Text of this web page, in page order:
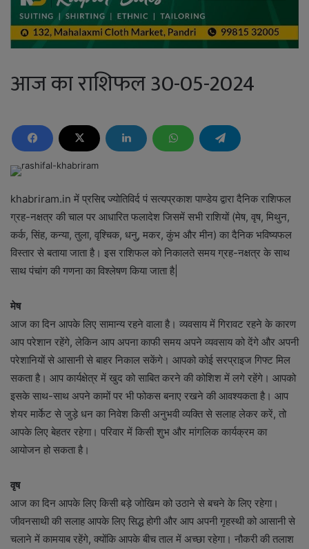
आज का राशिफल 30-05-2024
khabriram.in में प्रसिद्द ज्योतिविर्द पं सत्यप्रकाश पाण्डेय द्वारा दैनिक राशिफल
ग्रह-नक्षत्र की चाल पर आधारित फलादेश जिसमें सभी राशियों (मेष, वृष, मिथुन,
कर्क, सिंह, कन्या, तुला, वृश्चिक, धनु, मकर, कुंभ और मीन) का दैनिक भविष्यफल
विस्तार से बताया जाता है। इस राशिफल को निकालते समय ग्रह-नक्षत्र के साथ
साथ पंचांग की गणना का विश्लेषण किया जाता है|
मेष
आज का दिन आपके लिए सामान्य रहने वाला है। व्यवसाय में गिरावट रहने के कारण
आप परेशान रहेंगे, लेकिन आप अपना काफी समय अपने व्यवसाय को देंगे और अपनी
परेशानियों से आसानी से बाहर निकाल सकेंगे। आपको कोई सरप्राइज गिफ्ट मिल
सकता है। आप कार्यक्षेत्र में खुद को साबित करने की कोशिश में लगे रहेंगे। आपको
इसके साथ-साथ अपने कामों पर भी फोकस बनाए रखने की आवश्यकता है। आप
शेयर मार्केट से जुड़े धन का निवेश किसी अनुभवी व्यक्ति से सलाह लेकर करें, तो
आपके लिए बेहतर रहेगा। परिवार में किसी शुभ और मांगलिक कार्यक्रम का
आयोजन हो सकता है।
वृष
आज का दिन आपके लिए किसी बड़े जोखिम को उठाने से बचने के लिए रहेगा।
जीवनसाथी की सलाह आपके लिए सिद्ध होगी और आप अपनी गृहस्थी को आसानी से
चलाने में कामयाब रहेंगे, क्योंकि आपके बीच ताल में अच्छा रहेगा। नौकरी की तलाश